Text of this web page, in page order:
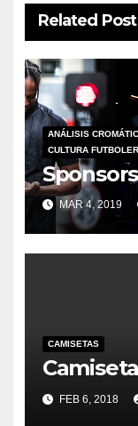
Related Post
ANÁLISIS
CULTURA
MAR 4, 2019
CAMISETAS
FEB 6, 2018